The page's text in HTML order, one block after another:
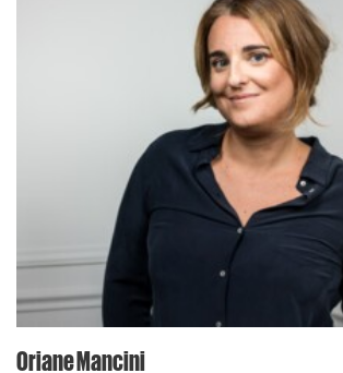
Oriane Mancini